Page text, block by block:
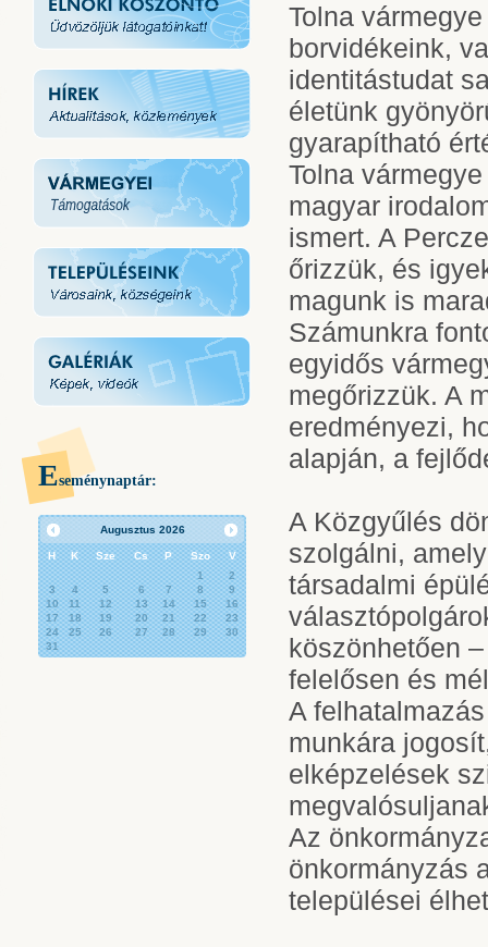
Eseménynaptár:
Augusztus 2026
H K Sze Cs P Szo
V
1
2
3
4 5 6 7 8
9
10
11 12 13 14 15
16
17
18 19 20 21 22
23
24
25 26 27 28 29
30
31
Tolna
borvidékeink,
identitástudat
életünk
gyarapítható
Tolna
magyar
ismert. A
őrizzük, és
magunk is
Számunkra
egyidős
megőrizzük. A
eredményezi,
alapján, a
A Közgyűlés
szolgálni,
társadalmi
köszönhetően
felelősen és
A
munkára
elképzelések
Az
önkormányzás
települései